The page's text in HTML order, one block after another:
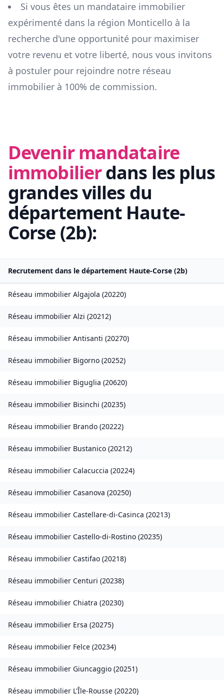
Si vous êtes un mandataire immobilier
expérimenté dans la région Monticello à la
recherche d'une opportunité pour maximiser
votre revenu et votre liberté, nous vous invitons
à postuler pour rejoindre notre réseau
immobilier à 100% de commission.
Devenir mandataire
immobilierdans les plus
grandes villes du
département Haute-
Corse (2b):
Recrutement dans le département Haute-Corse (2b)
Réseau immobilier Algajola (20220)
Réseau immobilier Alzi (20212)
Réseau immobilier Antisanti (20270)
Réseau immobilier Bigorno (20252)
Réseau immobilier Biguglia (20620)
Réseau immobilier Bisinchi (20235)
Réseau immobilier Brando (20222)
Réseau immobilier Bustanico (20212)
Réseau immobilier Calacuccia (20224)
Réseau immobilier Casanova (20250)
Réseau immobilier Castellare-di-Casinca (20213)
Réseau immobilier Castello-di-Rostino (20235)
Réseau immobilier Castifao (20218)
Réseau immobilier Centuri (20238)
Réseau immobilier Chiatra (20230)
Réseau immobilier Ersa (20275)
Réseau immobilier Felce (20234)
Réseau immobilier Giuncaggio (20251)
Réseau immobilier L'Île-Rousse (20220)